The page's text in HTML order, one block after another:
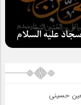
علیه السلام
حسینی